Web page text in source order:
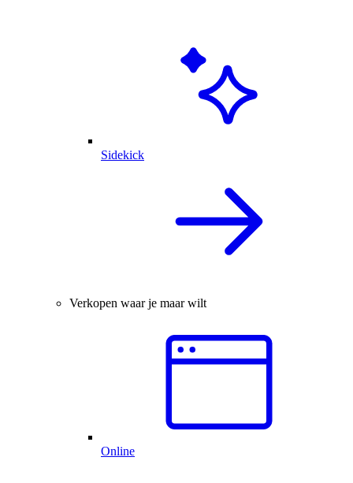
Sidekick
Verkopen waar je maar wilt
Online